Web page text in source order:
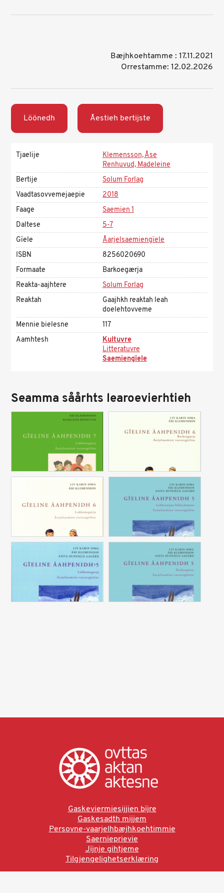
Bæjhkoehtamme : 17.11.2021
Orrestamme: 12.02.2026
Löönedh Åestieh bertijste
Tjaelije
Klemensson, Åse
Renhuvud, Madeleine
Bertije
Solum Forlag
Vaadtasovvemejaepie
2018
Faage
Saemien 1
Daltese
5-7
Gïele
Åarjelsaemiengïele
ISBN
8256020690
Formaate
Barkoegærja
Reakta-aajhtere
Solum Forlag
Reaktah
Gaajhkh reaktah leah
doelehtovveme
Mennie bielesne
117
Aamhtesh
Kultuvre
Litteratuvre
Saemiengïele
Seamma såårhts learoevierhtieh
Gaskeviermiesijjien bïjre
Gaskesadth mijjem
Persovne-vaarjelhbæjhkoehtimmie
Saernieprievie
Jïjnje gihtjeme
Tilgjengelighetserklæring